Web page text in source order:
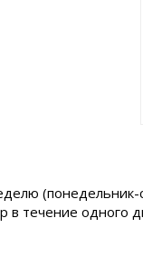
(понедельник-
течение одного